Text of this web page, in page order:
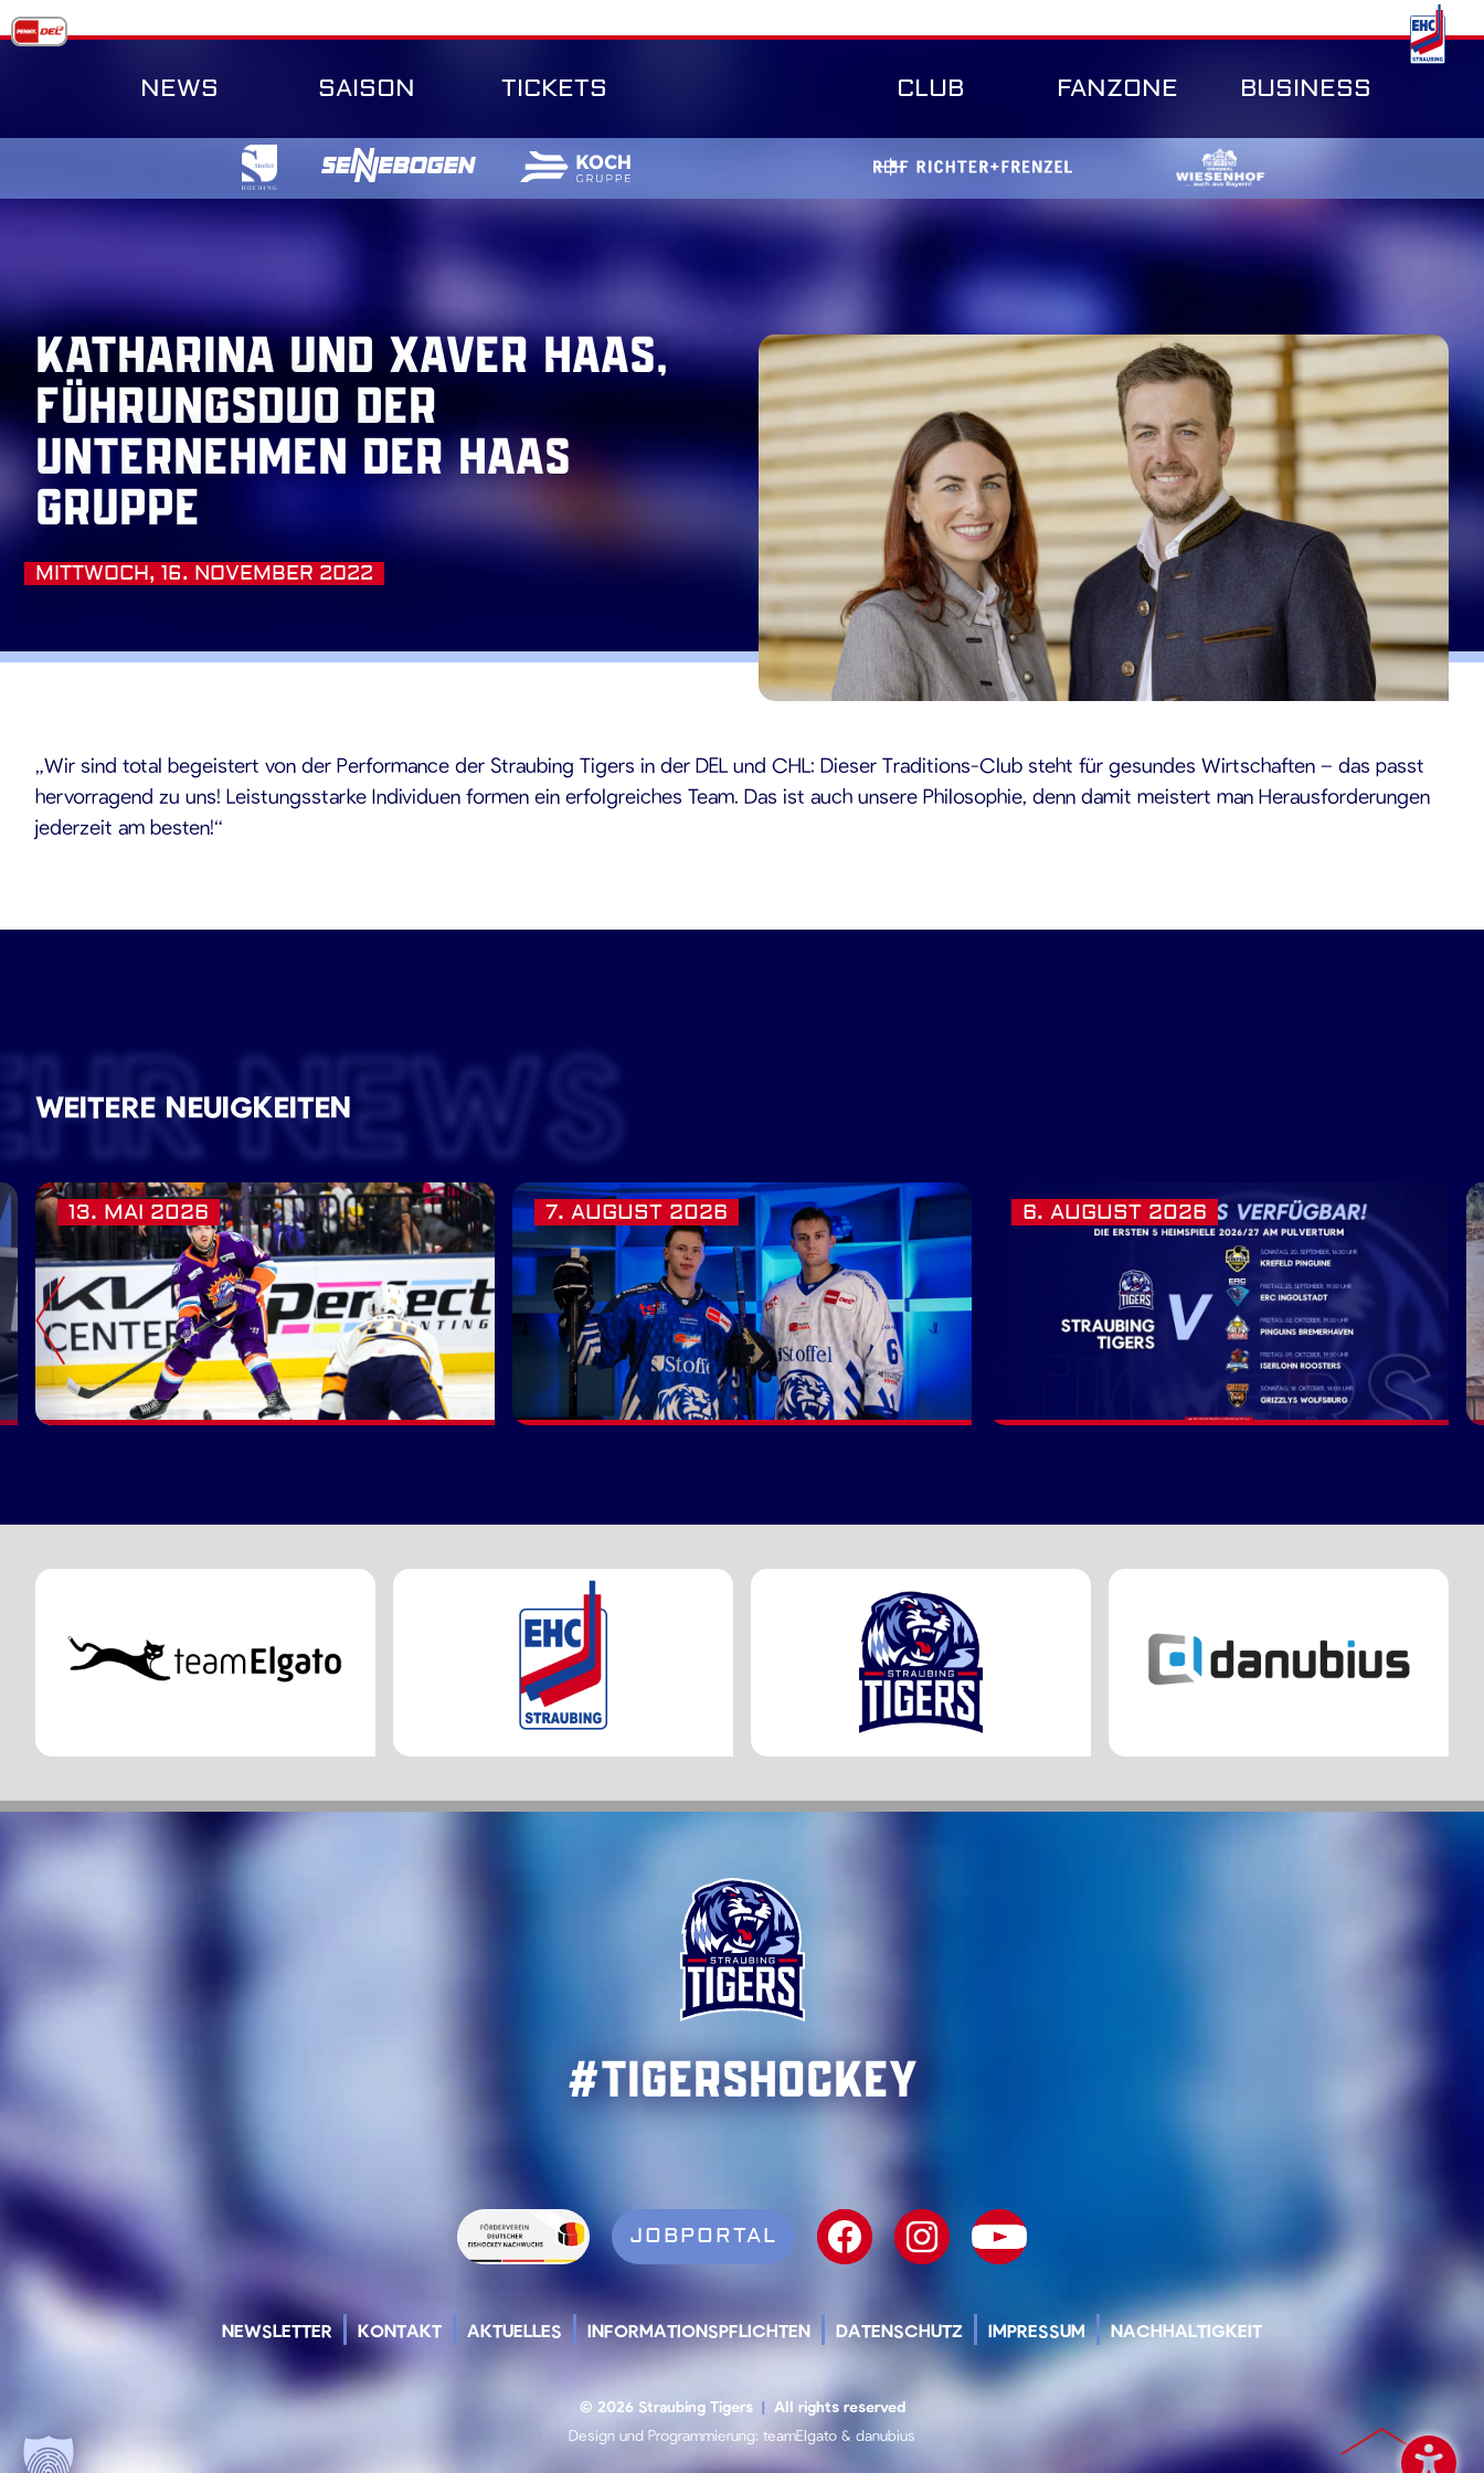
Skip
to
NEWS SAISON TICKETS CLUB FANZONE BUSINESS
Katharina und Xaver Haas,
Führungsduo der
Unternehmen der Haas
Gruppe
MITTWOCH, 16. NOVEMBER 2022
„Wir sind total begeistert von der Performance der Straubing Tigers in der DEL und CHL: Dieser Traditions-Club steht für gesundes Wirtschaften – das passt
hervorragend zu uns! Leistungsstarke Individuen formen ein erfolgreiches Team. Das ist auch unsere Philosophie, denn damit meistert man Herausforderungen
jederzeit am besten!“
WEITERE NEUIGKEITENNEWS
7. AUGUST 2026 6. AUGUST 2026
13. MAI 2026
#TigersHockey
JOBPORTAL
NEWSLETTER KONTAKT AKTUELLES INFORMATIONSPFLICHTEN DATENSCHUTZ IMPRESSUM NACHHALTIGKEIT
© 2026 Straubing Tigers | All rights reserved
Design und Programmierung: teamElgato & danubius